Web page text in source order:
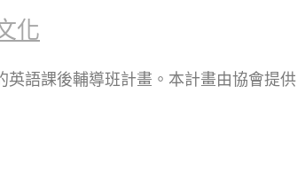
化
語課後輔導班計畫。本計畫由協會提供